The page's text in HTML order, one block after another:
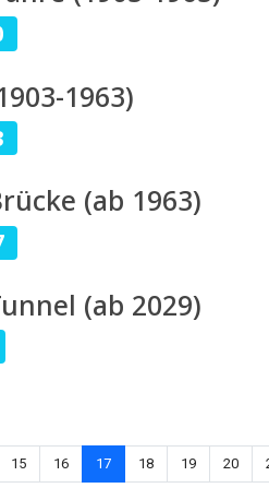
1963)
(ab 1963)
(ab 2029)
15 16 17 18 19 20